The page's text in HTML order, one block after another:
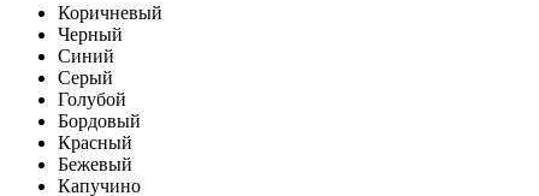
Коричневый
Черный
Синий
Серый
Голубой
Бордовый
Красный
Бежевый
Капучино